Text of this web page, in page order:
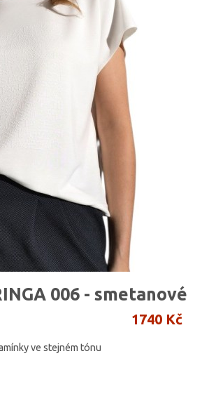
006 - smetanové
1740 Kč
ve stejném tónu